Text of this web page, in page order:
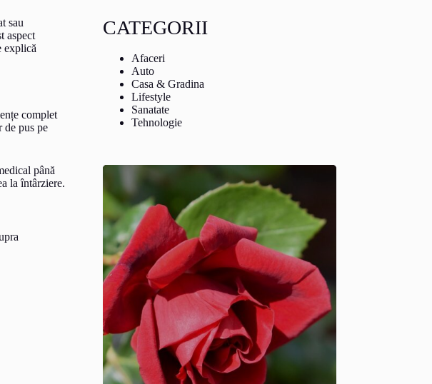
sau
aspect
explică
complet
de pus pe
până
la întârziere.
CATEGORII
Afaceri
Auto
Casa & Gradina
Lifestyle
Sanatate
Tehnologie